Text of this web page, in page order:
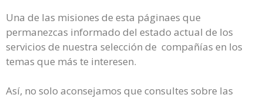
Una de las misiones de esta páginaes que
permanezcas informado del estado actual de los
servicios de nuestra selección de compañías en los
temas que más te interesen.
Así, no solo aconsejamos que consultes sobre las